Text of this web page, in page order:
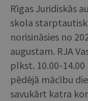
Rīgas Juridiskās
skola
norisināsies no
augustam. RJA
plkst. 10.00-
pēdējā mācību
savukārt katra